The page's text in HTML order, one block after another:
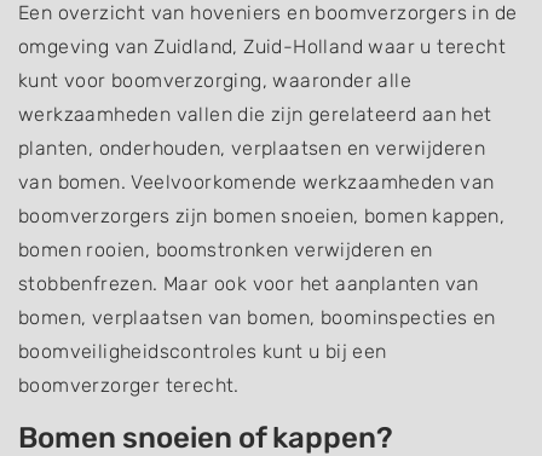
Een overzicht van hoveniers en boomverzorgers in de
omgeving van Zuidland, Zuid-Holland waar u terecht
kunt voor boomverzorging, waaronder alle
werkzaamheden vallen die zijn gerelateerd aan het
planten, onderhouden, verplaatsen en verwijderen
van bomen. Veelvoorkomende werkzaamheden van
boomverzorgers zijn bomen snoeien, bomen kappen,
bomen rooien, boomstronken verwijderen en
stobbenfrezen. Maar ook voor het aanplanten van
bomen, verplaatsen van bomen, boominspecties en
boomveiligheidscontroles kunt u bij een
boomverzorger terecht.
Bomen snoeien of kappen?